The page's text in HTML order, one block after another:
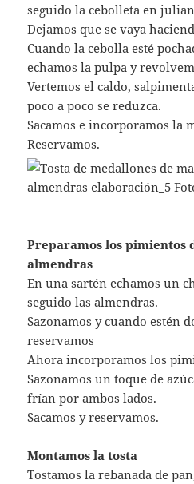
seguido la cebolleta en
Dejamos que se vaya
Cuando la cebolla esté
echamos la pulpa y
Vertemos el caldo,
poco a poco se reduzca.
Sacamos e incorporamos la
Reservamos.
Preparamos los pimientos
almendras
En una sartén echamos un
seguido las almendras.
Sazonamos y cuando estén
reservamos
Ahora incorporamos los
Sazonamos un toque de
frían por ambos lados.
Sacamos y reservamos.
Montamos la tosta
Tostamos la rebanada de